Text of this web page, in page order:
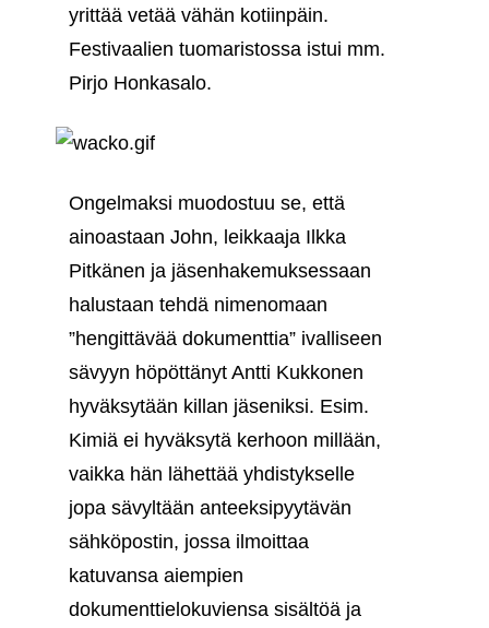
yrittää vetää vähän kotiinpäin.
Festivaalien tuomaristossa istui mm.
Pirjo Honkasalo.
Ongelmaksi muodostuu se, että
ainoastaan John, leikkaaja Ilkka
Pitkänen ja jäsenhakemuksessaan
halustaan tehdä nimenomaan
”hengittävää dokumenttia” ivalliseen
sävyyn höpöttänyt Antti Kukkonen
hyväksytään killan jäseniksi. Esim.
Kimiä ei hyväksytä kerhoon millään,
vaikka hän lähettää yhdistykselle
jopa sävyltään anteeksipyytävän
sähköpostin, jossa ilmoittaa
katuvansa aiempien
dokumenttielokuviensa sisältöä ja